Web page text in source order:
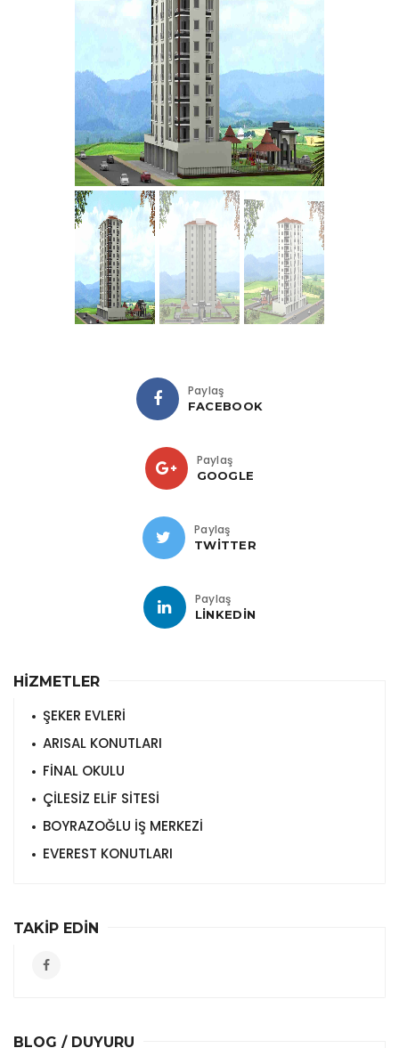
Paylaş
FACEBOOK
Paylaş
GOOGLE
Paylaş
TWITTER
Paylaş
LINKEDIN
HİZMETLER
ŞEKER EVLERİ
ARISAL KONUTLARI
FİNAL OKULU
ÇİLESİZ ELİF SİTESİ
BOYRAZOĞLU İŞ MERKEZİ
EVEREST KONUTLARI
TAKİP EDİN
BLOG / DUYURU